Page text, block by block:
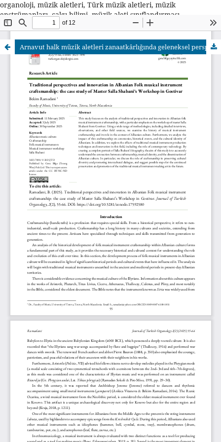
organoloji, müzik aletleri, Türk müzik aletleri, müzik
enstrümanları, çalgı bilimi, müzik aleti sınıflandırması,
etnomüzikoloji, müzik tarihi, çalgı yapımı, müzik aleti tasarımı,
organoloji araştırmaları, açık erişim dergi
Arnavut halk müzik aletleri zanaatkârlığında geleneksel perspektifler ve yenilik: Gostivar’dan Usta Salla Shabani’nin atölyesi örneği